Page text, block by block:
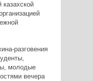
казахской
разговения
молодые
вечера